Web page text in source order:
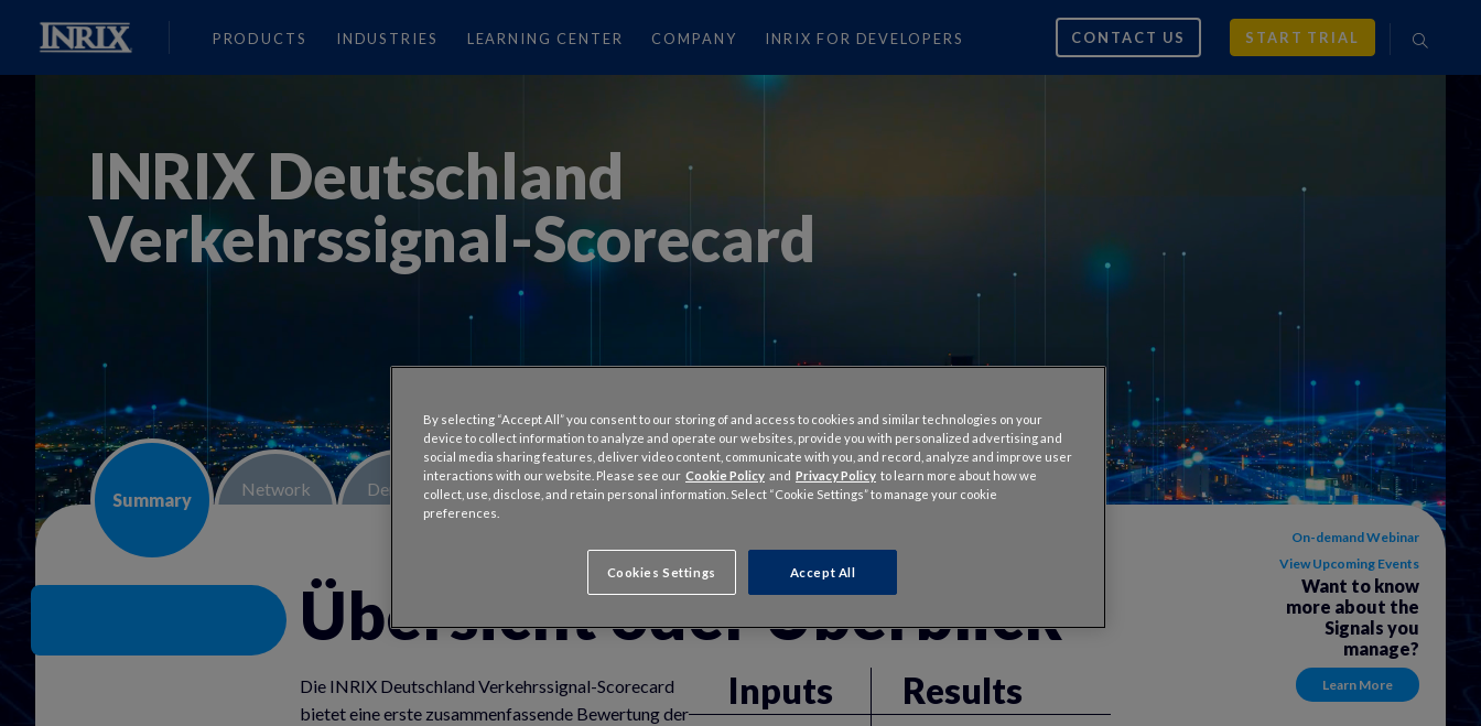
PRODUCTS INDUSTRIES LEARNING CENTER COMPANY INRIX FOR DEVELOPERS CONTACT US START TRIAL
INRIX Deutschland
Verkehrssignal-Scorecard
Summary
Network Demand Performance Signals Map Regions Methodology Add Signals
Übersicht oder Überblick
On-demand Webinar
View Upcoming Events
Want to know
more about the
Signals you
manage?
Learn More
Die INRIX Deutschland Verkehrssignal-Scorecard
bietet eine erste zusammenfassende Bewertung der
Inputs Results
By selecting “Accept All” you consent to our storing of and access to cookies and similar technologies on your
device to collect information to analyze and operate our websites, provide you with personalized advertising and
social media sharing features, deliver video content, communicate with you, and record, analyze and improve user
interactions with our website. Please see our Cookie Policy and Privacy Policy to learn more about how we
collect, use, disclose, and retain personal information. Select “Cookie Settings” to manage your cookie
preferences.
Cookies Settings Accept All